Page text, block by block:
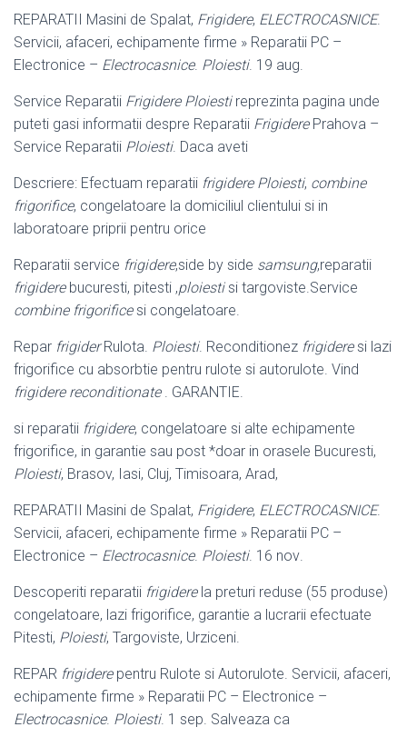
REPARATII Masini de Spalat, Frigidere, ELECTROCASNICE.
Servicii, afaceri, echipamente firme » Reparatii PC –
Electronice – Electrocasnice. Ploiesti. 19 aug.
Service Reparatii Frigidere Ploiestireprezinta pagina unde
puteti gasi informatii despre Reparatii FrigiderePrahova –
Service Reparatii Ploiesti. Daca aveti
Descriere: Efectuam reparatii frigidere Ploiesti, combine
frigorifice, congelatoare la domiciliul clientului si in
laboratoare priprii pentru orice
Reparatii service frigidere,side by side samsung,reparatii
frigiderebucuresti, pitesti ,ploiestisi targoviste.Service
combine frigorificesi congelatoare.
Repar frigiderRulota. Ploiesti. Reconditionez frigideresi lazi
frigorifice cu absorbtie pentru rulote si autorulote. Vind
frigidere reconditionate. GARANTIE.
si reparatii frigidere, congelatoare si alte echipamente
frigorifice, in garantie sau post *doar in orasele Bucuresti,
Ploiesti, Brasov, Iasi, Cluj, Timisoara, Arad,
REPARATII Masini de Spalat, Frigidere, ELECTROCASNICE.
Servicii, afaceri, echipamente firme » Reparatii PC –
Electronice – Electrocasnice. Ploiesti. 16 nov.
Descoperiti reparatii frigiderela preturi reduse (55 produse)
congelatoare, lazi frigorifice, garantie a lucrarii efectuate
Pitesti, Ploiesti, Targoviste, Urziceni.
REPAR frigiderepentru Rulote si Autorulote. Servicii, afaceri,
echipamente firme » Reparatii PC – Electronice –
Electrocasnice. Ploiesti. 1 sep. Salveaza ca